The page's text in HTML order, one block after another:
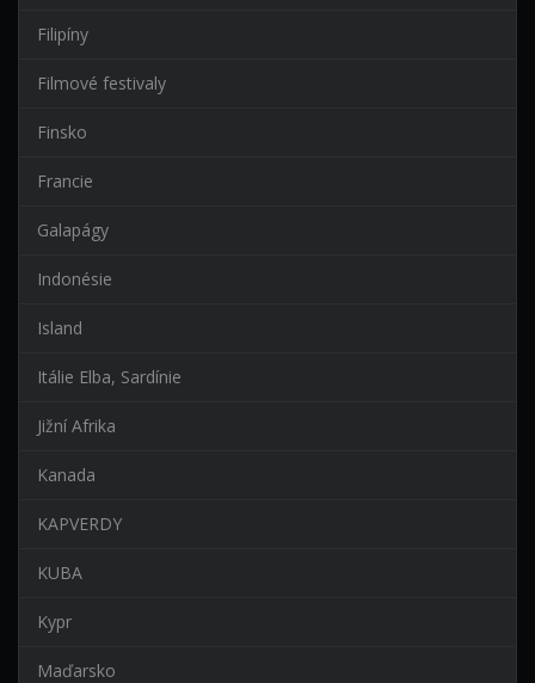
Filipíny
Filmové festivaly
Finsko
Francie
Galapágy
Indonésie
Island
Itálie Elba, Sardínie
Jižní Afrika
Kanada
KAPVERDY
KUBA
Kypr
Maďarsko